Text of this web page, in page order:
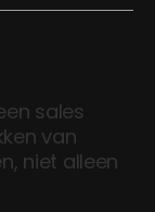
sales
van
niet alleen